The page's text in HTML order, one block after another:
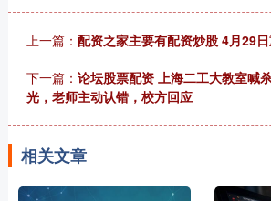
上一篇： 配资之家主要有配资炒股 4月29
下一篇： 论坛股票配资 上海二工大教室喊
光，老师主动认错，校方回应
相关文章